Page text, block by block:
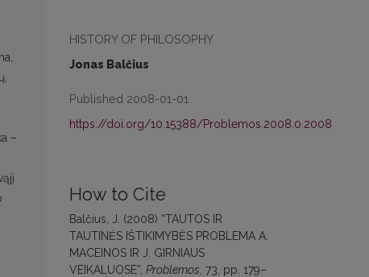
HISTORY OF PHILOSOPHY
Jonas Balčius
Published 2008-01-01
https://doi.org/10.15388/Problemos.2008.0.2008
How to Cite
Balčius, J. (2008) “TAUTOS IR
TAUTINĖS IŠTIKIMYBĖS PROBLEMA A.
MACEINOS IR J. GIRNIAUS
VEIKALUOSE”, Problemos , 73, pp. 179–
–